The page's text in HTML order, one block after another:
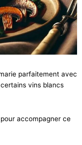
parfaitement avec
vins blancs
accompagner ce